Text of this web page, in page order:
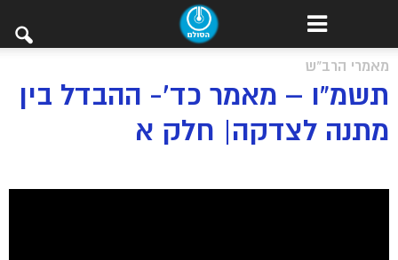
מאמרי הרב"ש
תשמ”ו – מאמר כד’- ההבדל בין
מתנה לצדקה| חלק א